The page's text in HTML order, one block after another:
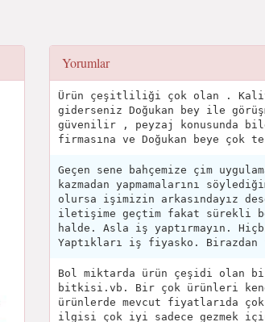
Yorumlar
Ürün çeşitliliği çok olan .
giderseniz Doğukan bey ile
güvenilir , peyzaj konusunda
firmasına ve Doğukan beye çok
Geçen sene bahçemize çim
kazmadan yapmamalarını
olursa işimizin arkasındayız
iletişime geçtim fakat sürekli
halde. Asla iş yaptırmayın.
Yaptıkları iş fiyasko. Birazdan
Bol miktarda ürün çeşidi olan
bitkisi.vb. Bir çok ürünleri
ürünlerde mevcut fiyatlarıda
ilgisi çok iyi sadece gezmek